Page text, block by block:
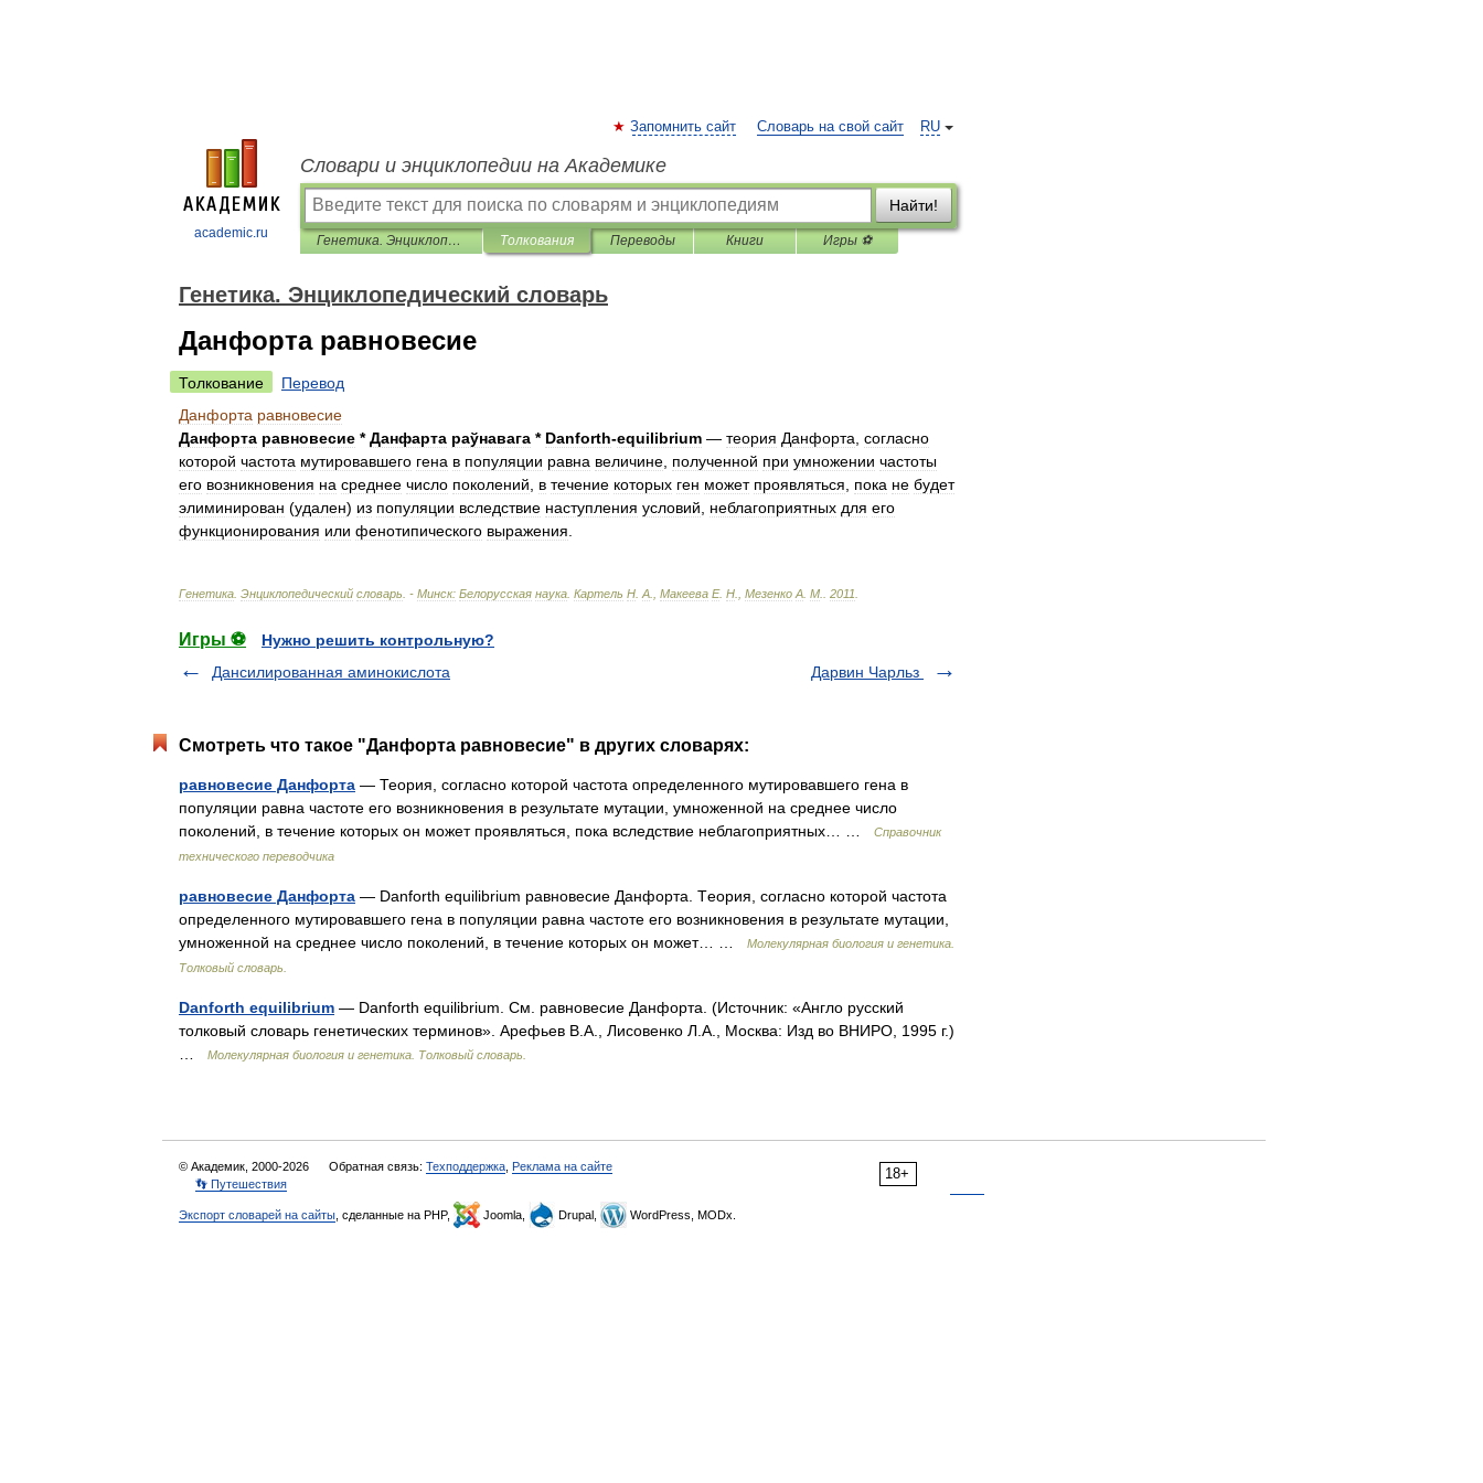
academic.ru
RU
Запомнить сайт Словарь на свой сайт
Словари и энциклопедии на Академике
Найти!
Генетика. Энциклопедический словарь Толкования Переводы Книги Игры ⚽
Генетика. Энциклопедический словарь
Данфорта равновесие
Толкование
Перевод
Данфорта равновесие
Данфорта равновесие *Данфарта раўнавага * Danforth-equilibrium — теория Данфорта согласно
которой частота мутировавшего гена в популяции равна величине полученной при умножении частоты
его возникновения на среднее число поколений в течение которых ген может проявляться пока не будет
элиминирован (удален) из популяции вследствие наступления условий неблагоприятных для его
функционирования или фенотипического выражения
Генетика Энциклопедический словарь . - Минск: Белорусская наука Картель Н А Макеева Е. Н Мезенко А М 2011
Игры ⚽
Нужно решить контрольную?
Дансилированная аминокислота
Дарвин Чарльз
Смотреть что такое "Данфорта равновесие" в других словарях:
равновесие Данфорта — Теория, согласно которой частота определенного мутировавшего гена в
популяции равна частоте его возникновения в результате мутации, умноженной на среднее число
поколений, в течение которых он может проявляться, пока вследствие неблагоприятных… …
Справочник
технического переводчика
равновесие Данфорта — Danforth equilibrium равновесие Данфорта. Tеория, согласно которой частота
определенного мутировавшего гена в популяции равна частоте его возникновения в результате мутации,
умноженной на среднее число поколений, в течение которых он может… …
Молекулярная биология и генетика.
Толковый словарь.
Danforth equilibrium — Danforth equilibrium. См. равновесие Данфорта. (Источник: «Англо русский
толковый словарь генетических терминов». Арефьев В.А., Лисовенко Л.А., Москва: Изд во ВНИРО, 1995 г.)
Молекулярная биология и генетика. Толковый словарь.
18+
© Академик, 2000-2026 Обратная связь: Техподдержка Реклама на сайте
👣 Путешествия
Экспорт словарей на сайты , сделанные на PHP, Joomla, Drupal, WordPress, MODx.